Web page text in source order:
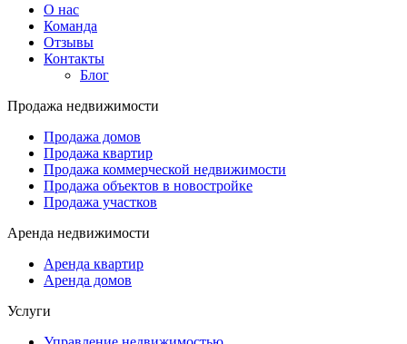
О нас
Команда
Отзывы
Контакты
Блог
Продажа недвижимости
Продажа домов
Продажа квартир
Продажа коммерческой недвижимости
Продажа объектов в новостройке
Продажа участков
Аренда недвижимости
Аренда квартир
Аренда домов
Услуги